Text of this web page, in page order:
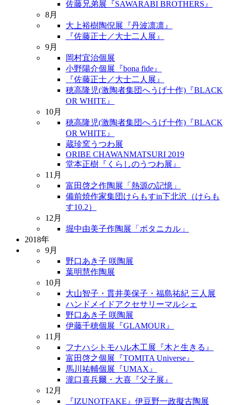
佐藤兄弟展『SAWARABI BROTHERS』
8月
大上裕樹陶倪展『丹波凛凛』
『佐藤正士／大士二人展』
9月
岡村宜治個展
小野陽介個展『bona fide』
『佐藤正士／大士二人展』
穂高隆児(激陶者集団へうげ十作)『BLACK
OR WHITE』
10月
穂高隆児(激陶者集団へうげ十作)『BLACK
OR WHITE』
蔵珍窯うつわ展
ORIBE CHAWANMATSURI 2019
堂本正樹『くらしのうつわ展』
11月
富田啓之作陶展「熱源の記憶」
備前焼作家集団けらもすin下北沢（けらも
す10.2）
12月
堀中由美子作陶展「ボタニカル」
2018年
9月
野口あき子 咲陶展
葉明慧作陶展
10月
大山智子・貫井美保子・福島祐紀 三人展
ハンドメイドアクセサリーマルシェ
野口あき子 咲陶展
伊藤千穂個展『GLAMOUR』
11月
フナハシトモハル木工展『木と生きる』
富田啓之個展『TOMITA Universe』
馬川祐輔個展『UMAX』
瀧口喜兵爾・大喜『父子展』
12月
『IZUNOTFAKE』伊豆野一政擬古陶展